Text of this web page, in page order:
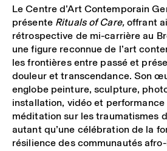
Le Centre d’Art Contemporain
présente Rituals of Care,offrant
rétrospective de mi-carrière au
une figure reconnue de l’art
les frontières entre passé et
douleur et transcendance. Son
englobe peinture, sculpture,
installation, vidéo et
méditation sur les traumatismes
autant qu’une célébration de la
résilience des communautés